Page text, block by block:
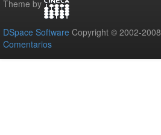
Theme by
DSpace Software Copyright © 2002-2008
Comentarios